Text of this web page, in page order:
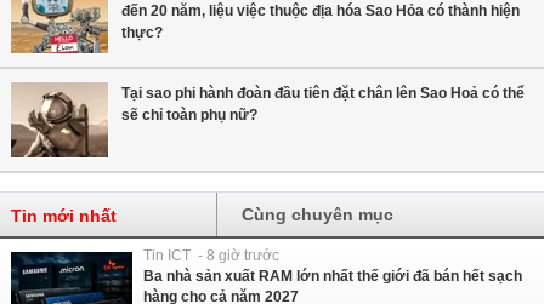
đến 20 năm, liệu việc thuộc địa hóa Sao Hỏa có thành hiện
thực?
Tại sao phi hành đoàn đầu tiên đặt chân lên Sao Hoả có thể
sẽ chỉ toàn phụ nữ?
Tin mới nhất Cùng chuyên mục
Tin ICT - 8 giờ trước
Ba nhà sản xuất RAM lớn nhất thế giới đã bán hết sạch
hàng cho cả năm 2027